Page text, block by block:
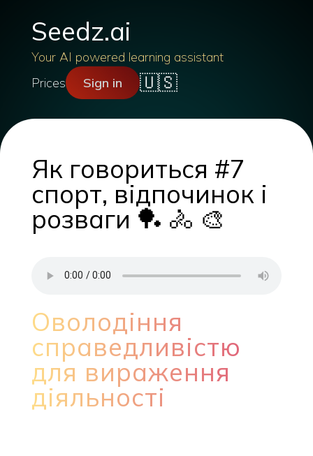
Seedz.ai
Your AI powered learning assistant
Prices
Sign in 🇺🇸
Як говориться #7
спорт, відпочинок і
розваги 🏓 🚴 🎨
Оволодіння
справедливістю
для вираження
діяльності